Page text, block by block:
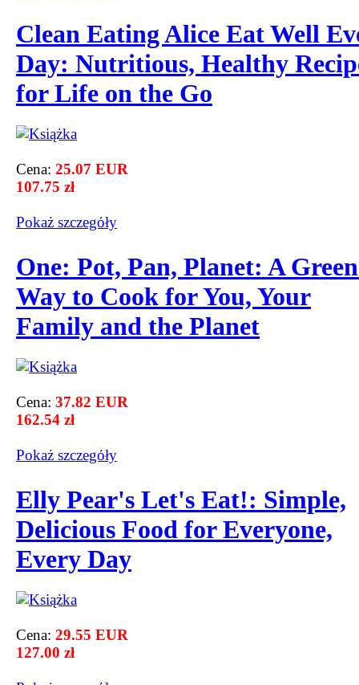
Clean Eating Alice Eat Well
Day: Nutritious, Healthy
for Life on the Go
Cena: 25.07 EUR
107.75 zł
Pokaż szczegόły
One: Pot, Pan, Planet: A
Way to Cook for You, Your
Family and the Planet
Cena: 37.82 EUR
162.54 zł
Pokaż szczegόły
Elly Pear's Let's Eat!: Simple,
Delicious Food for Everyone,
Every Day
Cena: 29.55 EUR
127.00 zł